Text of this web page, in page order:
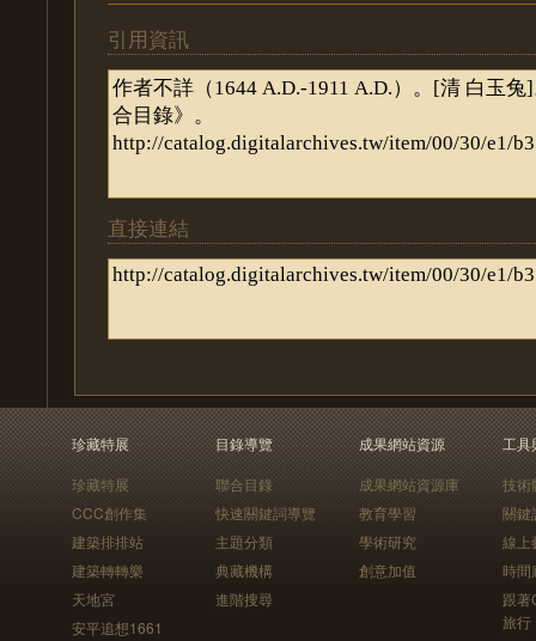
引用資訊
直接連結
珍藏特展
珍藏特展
CCC創作集
建築排排站
建築轉轉樂
天地宮
安平追想1661
目錄導覽
聯合目錄
快速關鍵詞導覽
主題分類
典藏機構
進階搜尋
成果網站資源
成果網站資源庫
教育學習
學術研究
創意加值
工具
技術
關鍵
線上
時間
跟
旅行